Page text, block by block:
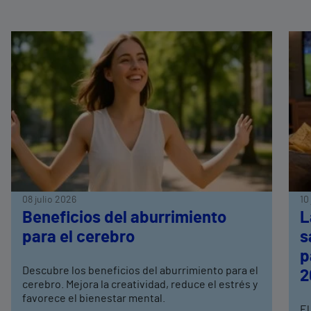
08 julio 2026
Beneficios del aburrimiento
para el cerebro
Descubre los beneficios del aburrimiento para el
cerebro. Mejora la creatividad, reduce el estrés y
favorece el bienestar mental.